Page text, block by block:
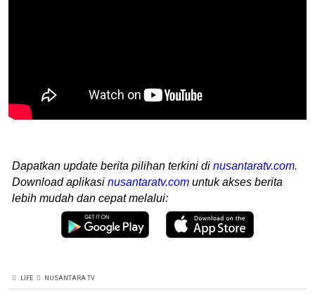
Dapatkan update berita pilihan terkini di nusantaratv.com.
Download aplikasi nusantaratv.com untuk akses berita
lebih mudah dan cepat melalui:
LIFE NUSANTARA TV